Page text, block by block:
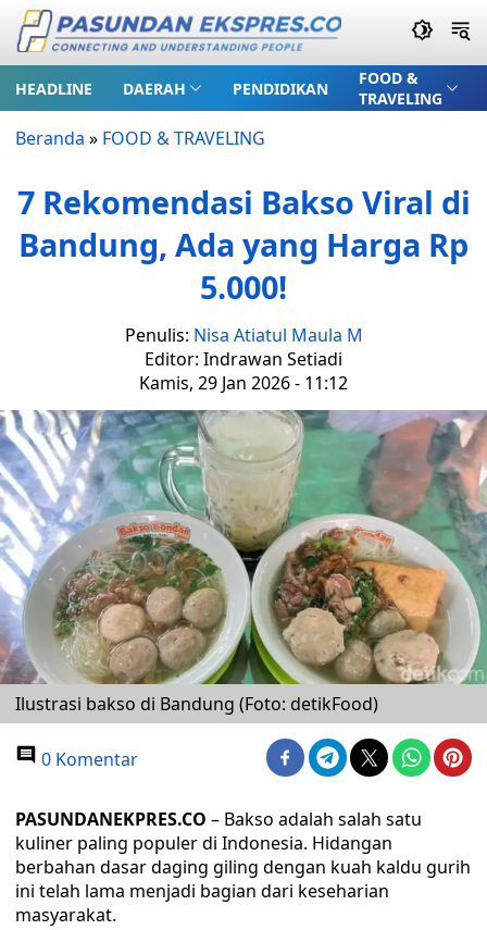
HEADLINE DAERAH PENDIDIKAN
FOOD &
TRAVELING
Beranda » FOOD & TRAVELING
7 Rekomendasi Bakso Viral di
Bandung, Ada yang Harga Rp
5.000!
Penulis: Nisa Atiatul Maula M
Editor: Indrawan Setiadi
Kamis, 29 Jan 2026 - 11:12
Ilustrasi bakso di Bandung (Foto: detikFood)
0 Komentar
PASUNDANEKPRES.CO – Bakso adalah salah satu
kuliner paling populer di Indonesia. Hidangan
berbahan dasar daging giling dengan kuah kaldu gurih
ini telah lama menjadi bagian dari keseharian
masyarakat.